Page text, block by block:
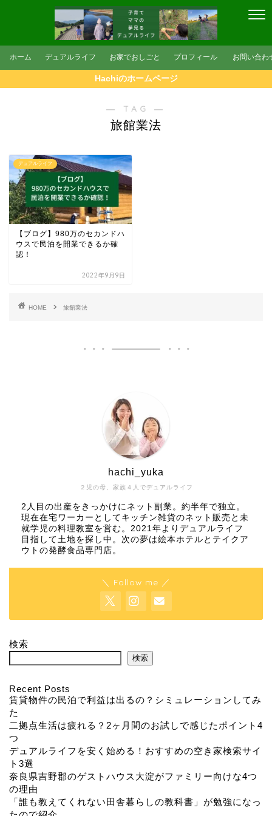
ホーム デュアルライフ お家でおしごと プロフィール お問い合わ
Hachiのホームページ
― TAG ―
旅館業法
デュアルライフ
【ブログ】980万のセカンドハ
ウスで民泊を開業できるか確
認！
2022年9月9日
HOME 旅館業法
２児の母、家族４人でデュアルライフ
hachi_yuka
2人目の出産をきっかけにネット副業。約半年で独立。
現在在宅ワーカーとしてキッチン雑貨のネット販売と未
就学児の料理教室を営む。2021年よりデュアルライフ
目指して土地を探し中。次の夢は絵本ホテルとテイクア
ウトの発酵食品専門店。
＼ Follow me ／
検索
検索
Recent Posts
賃貸物件の民泊で利益は出るの？シミュレーションしてみ
た
二拠点生活は疲れる？2ヶ月間のお試しで感じたポイント4
つ
デュアルライフを安く始める！おすすめの空き家検索サイ
ト3選
奈良県吉野郡のゲストハウス大淀がファミリー向けな4つ
の理由
「誰も教えてくれない田舎暮らしの教科書」が勉強になっ